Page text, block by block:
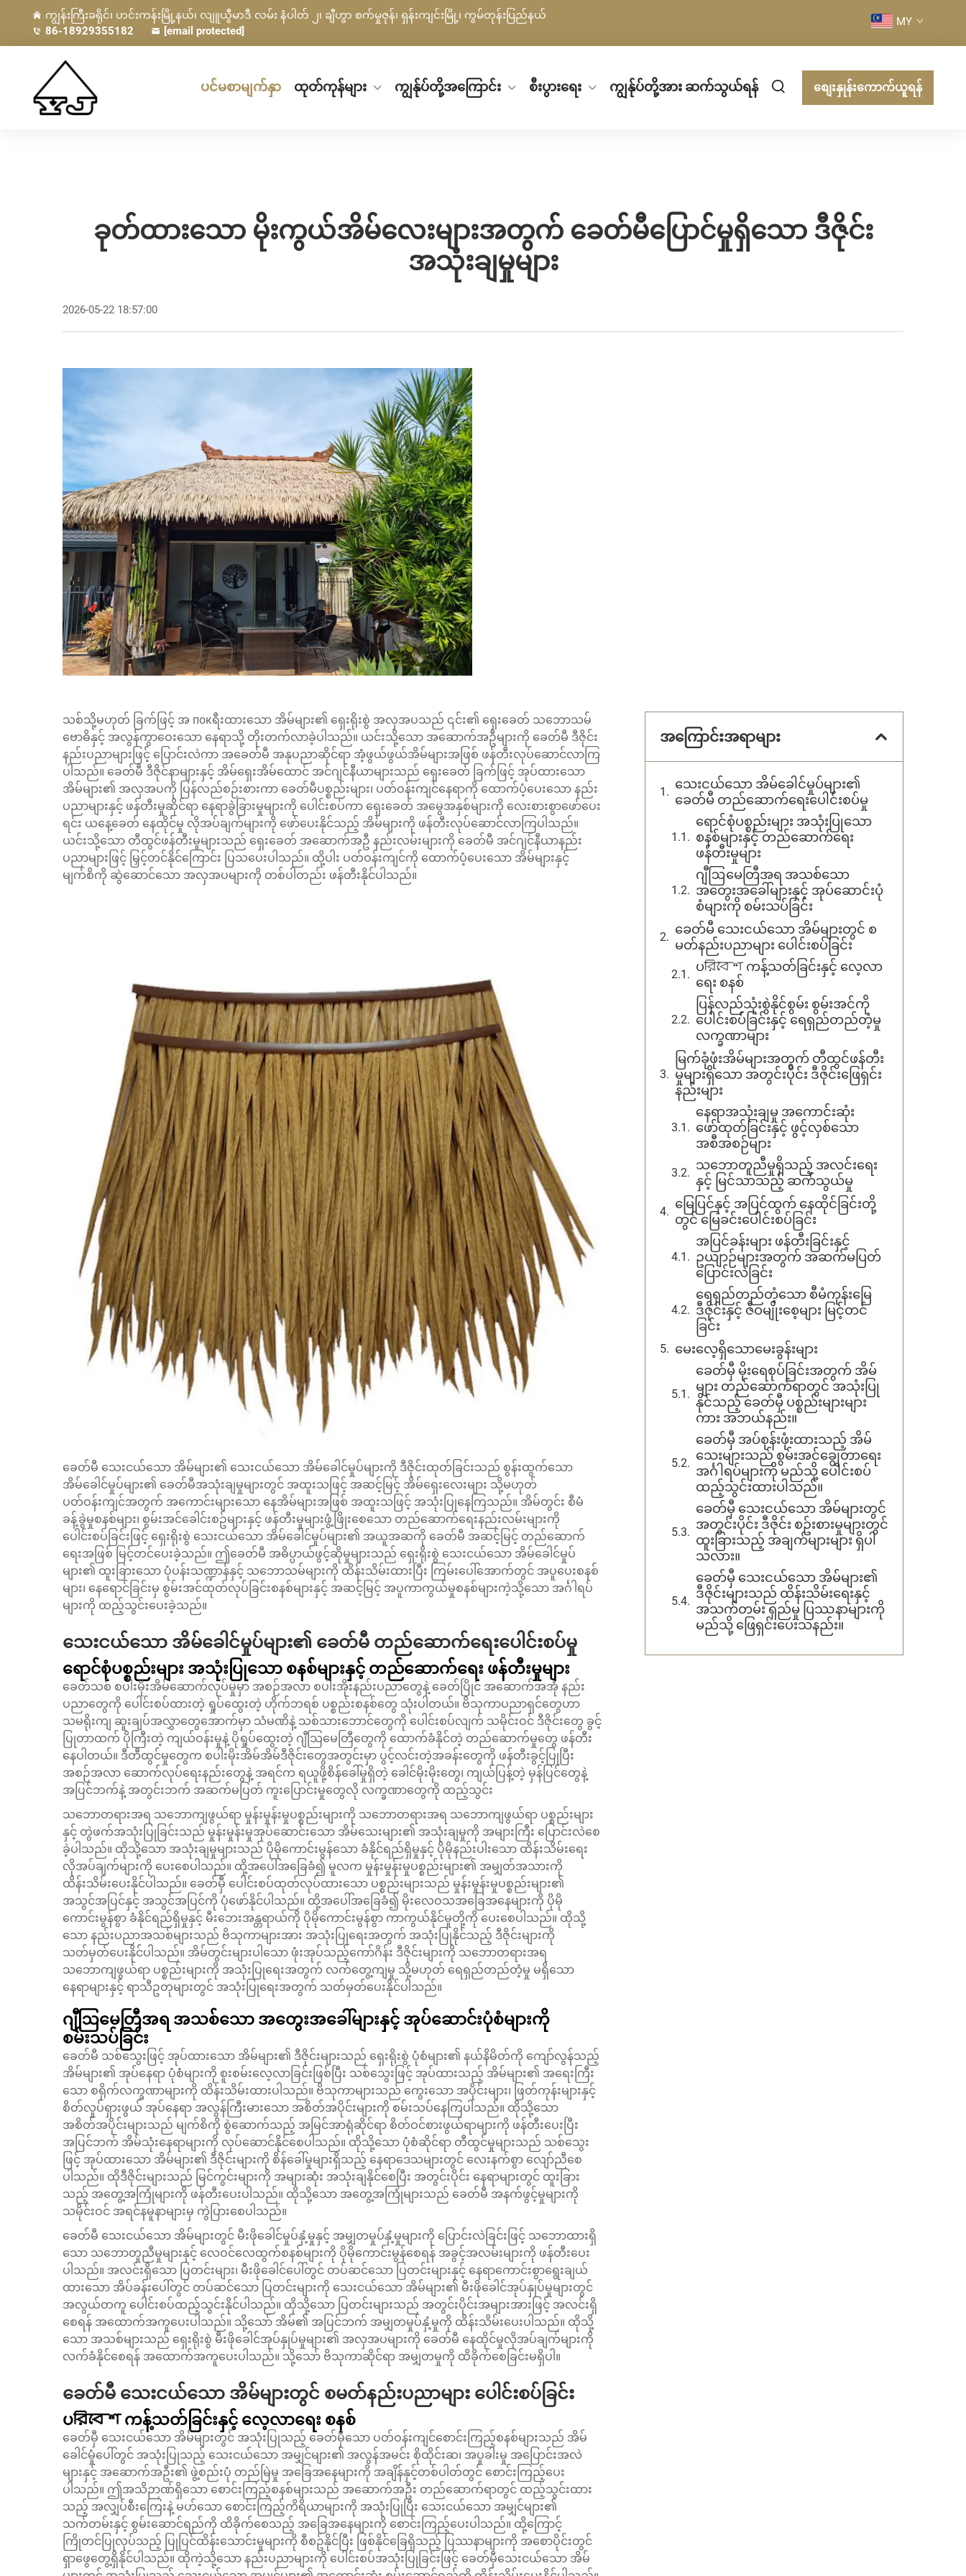
ကျွန်းကြီးခရိုင်၊ ဟင်းကန်းမြို့နယ်၊ လျူယွီမာဒီ လမ်း နံပါတ် ၂၊ ချီဟွာ စက်မှုဇုန်၊ ရှန်းကျင်းမြို့၊ ကွမ်တုန်းပြည်နယ်
86-18929355182
[email protected]
MY
ပင်မစာမျက်နှာ ထုတ်ကုန်များ ကျွန်ုပ်တို့အကြောင်း စီးပွားရေး ကျွန်ုပ်တို့အား ဆက်သွယ်ရန် စျေးနှုန်းကောက်ယူရန်
ခုတ်ထားသော မိုးကွယ်အိမ်လေးများအတွက် ခေတ်မီပြောင်မှုရှိသော ဒီဇိုင်း
အသုံးချမှုများ
2026-05-22 18:57:00
သစ်သို့မဟုတ် ခြက်ဖြင့် အ покရီးထားသော အိမ်များ၏ ရှေးရိုးစွဲ အလှအပသည် ၎င်း၏ ရှေးခေတ် သဘောသမ်
ဗောဓိနှင့် အလွန်ကွာဝေးသော နေရာသို့ တိုးတက်လာခဲ့ပါသည်။ ယင်းသို့သော အဆောက်အဦများကို ခေတ်မီ ဒီဇိုင်း
နည်းပညာများဖြင့် ပြောင်းလဲကာ အခေတ်မီ အနုပညာဆိုင်ရာ အံ့ဖွယ်ဖွယ်အိမ်များအဖြစ် ဖန်တီးလုပ်ဆောင်လာကြ
ပါသည်။ ခေတ်မီ ဒီဇိုင်နာများနှင့် အိမ်ရှေးအိမ်ထောင် အင်ဂျင်နီယာများသည် ရှေးခေတ် ခြက်ဖြင့် အုပ်ထားသော
အိမ်များ၏ အလှအပကို ပြန်လည်စဉ်းစားကာ ခေတ်မီပစ္စည်းများ၊ ပတ်ဝန်းကျင်နေရာကို ထောက်ပံ့ပေးသော နည်း
ပညာများနှင့် ဖန်တီးမှုဆိုင်ရာ နေရာခွဲခြားမှုများကို ပေါင်းစပ်ကာ ရှေးခေတ် အမွေအနှစ်များကို လေးစားစွာဖော်ပေး
ရင်း ယနေ့ခေတ် နေထိုင်မှု လိုအပ်ချက်များကို ဖော်ပေးနိုင်သည့် အိမ်များကို ဖန်တီးလုပ်ဆောင်လာကြပါသည်။
ယင်းသို့သော တီထွင်ဖန်တီးမှုများသည် ရှေးခေတ် အဆောက်အဦ နည်းလမ်းများကို ခေတ်မီ အင်ဂျင်နီယာနည်း
ပညာများဖြင့် မြှင့်တင်နိုင်ကြောင်း ပြသပေးပါသည်။ ထို့ပါး ပတ်ဝန်းကျင်ကို ထောက်ပံ့ပေးသော အိမ်များနှင့်
မျက်စိကို ဆွဲဆောင်သော အလှအပများကို တစ်ပါတည်း ဖန်တီးနိုင်ပါသည်။
ခေတ်မီ သေးငယ်သော အိမ်များ၏ သေးငယ်သော အိမ်ခေါင်မှုပ်များကို ဒီဇိုင်းထုတ်ခြင်းသည် စွန်းထွက်သော
အိမ်ခေါင်မှုပ်များ၏ ခေတ်မီအသုံးချမှုများတွင် အထူးသဖြင့် အဆင့်မြင့် အိမ်ရှေးလေးများ သို့မဟုတ်
ပတ်ဝန်းကျင်အတွက် အကောင်းများသော နေအိမ်များအဖြစ် အထူးသဖြင့် အသုံးပြုနေကြသည်။ အိမ်တွင်း စီမံ
ခန့်ခွဲမှုစနစ်များ၊ စွမ်းအင်ခေါင်းစဥ်များနှင့် ဖန်တီးမှုများဖွံ့ဖြိုးစေသော တည်ဆောက်ရေးနည်းလမ်းများကို
ပေါင်းစပ်ခြင်းဖြင့် ရှေးရိုးစွဲ သေးငယ်သော အိမ်ခေါင်မှုပ်များ၏ အယူအဆကို ခေတ်မီ အဆင့်မြင့် တည်ဆောက်
ရေးအဖြစ် မြင့်တင်ပေးခဲ့သည်။ ဤခေတ်မီ အဓိပ္ပာယ်ဖွင့်ဆိုမှုများသည် ရှေးရိုးစွဲ သေးငယ်သော အိမ်ခေါင်မှုပ်
များ၏ ထူးခြားသော ပုံပန်းသဏ္ဍာန်နှင့် သဘောသမ်များကို ထိန်းသိမ်းထားပြီး ကြမ်းပေါ်အောက်တွင် အပူပေးစနစ်
များ၊ နေရောင်ခြင်းမှ စွမ်းအင်ထုတ်လုပ်ခြင်းစနစ်များနှင့် အဆင့်မြင့် အပူကာကွယ်မှုစနစ်များကဲ့သို့သော အင်္ဂါရပ်
များကို ထည့်သွင်းပေးခဲ့သည်။
သေးငယ်သော အိမ်ခေါင်မှုပ်များ၏ ခေတ်မီ တည်ဆောက်ရေးပေါင်းစပ်မှု
ရောင်စုံပစ္စည်းများ အသုံးပြုသော စနစ်များနှင့် တည်ဆောက်ရေး ဖန်တီးမှုများ
ခေတ်သစ် စပါးမိုးအိမ်ဆောက်လုပ်မှုမှာ အစဉ်အလာ စပါးအိုးနည်းပညာတွေနဲ့ ခေတ်ပြိုင် အဆောက်အအုံ နည်း
ပညာတွေကို ပေါင်းစပ်ထားတဲ့ ရှုပ်ထွေးတဲ့ ဟိုက်ဘရစ် ပစ္စည်းစနစ်တွေ သုံးပါတယ်။ ဗိသုကာပညာရှင်တွေဟာ
သမရိုးကျ ဆူးချပ်အလွှာတွေအောက်မှာ သံမဏိနဲ့ သစ်သားဘောင်တွေကို ပေါင်းစပ်လျက် သမိုင်းဝင် ဒီဇိုင်းတွေ ခွင့်
ပြုတာထက် ပိုကြီးတဲ့ ကျယ်ဝန်းမှုနဲ့ ပိုရှုပ်ထွေးတဲ့ ဂျီသြမေတြီတွေကို ထောက်ခံနိုင်တဲ့ တည်ဆောက်မှုတွေ ဖန်တီး
နေပါတယ်။ ဒီတီထွင်မှုတွေက စပါးမိုးအိမ်အိမ်ဒီဇိုင်းတွေအတွင်းမှာ ပွင့်လင်းတဲ့အခန်းတွေကို ဖန်တီးခွင့်ပြုပြီး
အစဉ်အလာ ဆောက်လုပ်ရေးနည်းတွေနဲ့ အရင်က ရယူဖို့စိန်ခေါ်မှုရှိတဲ့ ခေါင်မိုးမိုးတွေ၊ ကျယ်ပြန့်တဲ့ မှန်ပြင်တွေနဲ့
အပြင်ဘက်နဲ့ အတွင်းဘက် အဆက်မပြတ် ကူးပြောင်းမှုတွေလို လက္ခဏာတွေကို ထည့်သွင်း
သဘောတရားအရ သဘောကျဖွယ်ရာ မှုန်းမှုန်းမှုပစ္စည်းများကို သဘောတရားအရ သဘောကျဖွယ်ရာ ပစ္စည်းများ
နှင့် တွဲဖက်အသုံးပြုခြင်းသည် မှုန်းမှုန်းမှုအုပ်ဆောင်းသော အိမ်သေးများ၏ အသုံးချမှုကို အများကြီး ပြောင်းလဲစေ
ခဲ့ပါသည်။ ထိုသို့သော အသုံးချမှုများသည် ပိုမိုကောင်းမွန်သော ခံနိုင်ရည်ရှိမှုနှင့် ပိုမိုနည်းပါးသော ထိန်းသိမ်းရေး
လိုအပ်ချက်များကို ပေးစေပါသည်။ ထို့အပေါ်အခြေခံ၍ မူလက မှုန်းမှုန်းမှုပစ္စည်းများ၏ အမျှတ်အသားကို
ထိန်းသိမ်းပေးနိုင်ပါသည်။ ခေတ်မှီ ပေါင်းစပ်ထုတ်လုပ်ထားသော ပစ္စည်းများသည် မှုန်းမှုန်းမှုပစ္စည်းများ၏
အသွင်အပြင်နှင့် အသွင်အပြင်ကို ပုံဖော်နိုင်ပါသည်။ ထို့အပေါ်အခြေခံ၍ မိုးလေဝသအခြေအနေများကို ပိုမို
ကောင်းမွန်စွာ ခံနိုင်ရည်ရှိမှုနှင့် မီးဘေးအန္တရာယ်ကို ပိုမိုကောင်းမွန်စွာ ကာကွယ်နိုင်မှုတို့ကို ပေးစေပါသည်။ ထိုသို့
သော နည်းပညာအသစ်များသည် ဗိသုကာများအား အသုံးပြုရေးအတွက် အသုံးပြုနိုင်သည့် ဒီဇိုင်းများကို
သတ်မှတ်ပေးနိုင်ပါသည်။ အိမ်တွင်းများပါသော ဖုံးအုပ်သည့်ကော်ဂိန်း ဒီဇိုင်းများကို သဘောတရားအရ
သဘောကျဖွယ်ရာ ပစ္စည်းများကို အသုံးပြုရေးအတွက် လက်တွေ့ကျမှု သို့မဟုတ် ရေရှည်တည်တံ့မှု မရှိသော
နေရာများနှင့် ရာသီဥတုများတွင် အသုံးပြုရေးအတွက် သတ်မှတ်ပေးနိုင်ပါသည်။
ဂျီဩမေတြီအရ အသစ်သော အတွေးအခေါ်များနှင့် အုပ်ဆောင်းပုံစံများကို
စမ်းသပ်ခြင်း
ခေတ်မီ သစ်သွေးဖြင့် အုပ်ထားသော အိမ်များ၏ ဒီဇိုင်းများသည် ရှေးရိုးစွဲ ပုံစံများ၏ နယ်နိမိတ်ကို ကျော်လွန်သည့်
အိမ်များ၏ အုပ်နေရာ ပုံစံများကို စူးစမ်းလေ့လာခြင်းဖြစ်ပြီး သစ်သွေးဖြင့် အုပ်ထားသည့် အိမ်များ၏ အရေးကြီး
သော စရိုက်လက္ခဏာများကို ထိန်းသိမ်းထားပါသည်။ ဗိသုကာများသည် ကွေးသော အပိုင်းများ၊ ဖြတ်ကုန်းများနှင့်
စိတ်လှုပ်ရှားဖွယ် အုပ်နေရာ အလွန်ကြီးမားသော အစိတ်အပိုင်းများကို စမ်းသပ်နေကြပါသည်။ ထိုသို့သော
အစိတ်အပိုင်းများသည် မျက်စိကို စွဲဆောက်သည့် အမြင်အာရုံဆိုင်ရာ စိတ်ဝင်စားဖွယ်ရာများကို ဖန်တီးပေးပြီး
အပြင်ဘက် အိမ်သုံးနေရာများကို လုပ်ဆောင်နိုင်စေပါသည်။ ထိုသို့သော ပုံစံဆိုင်ရာ တီထွင်မှုများသည် သစ်သွေး
ဖြင့် အုပ်ထားသော အိမ်များ၏ ဒီဇိုင်းများကို စိန်ခေါ်မှုများရှိသည့် နေရာဒေသများတွင် လေးနက်စွာ လျော်ညီစေ
ပါသည်။ ထိုဒီဇိုင်းများသည် မြင်ကွင်းများကို အများဆုံး အသုံးချနိုင်စေပြီး အတွင်းပိုင်း နေရာများတွင် ထူးခြား
သည့် အတွေ့အကြုံများကို ဖန်တီးပေးပါသည်။ ထိုသို့သော အတွေ့အကြုံများသည် ခေတ်မီ အနက်ဖွင့်မှုများကို
သမိုင်းဝင် အရင်နမူနာများမှ ကွဲပြားစေပါသည်။
ခေတ်မီ သေးငယ်သော အိမ်များတွင် မီးဖိုခေါင်မှုပ်နှံ့မှုနှင့် အမျှတမှုပ်နှံ့မှုများကို ပြောင်းလဲခြင်းဖြင့် သဘောထားရှိ
သော သဘောတူညီမှုများနှင့် လေဝင်လေထွက်စနစ်များကို ပိုမိုကောင်းမွန်စေရန် အခွင့်အလမ်းများကို ဖန်တီးပေး
ပါသည်။ အလင်းရှိသော ပြတင်းများ၊ မီးဖိုခေါင်ပေါ်တွင် တပ်ဆင်သော ပြတင်းများနှင့် နေရာကောင်းစွာရွေးချယ်
ထားသော အိပ်ခန်းပေါ်တွင် တပ်ဆင်သော ပြတင်းများကို သေးငယ်သော အိမ်များ၏ မီးဖိုခေါင်အုပ်နှုပ်မှုများတွင်
အလွယ်တကူ ပေါင်းစပ်ထည့်သွင်းနိုင်ပါသည်။ ထိုသို့သော ပြတင်းများသည် အတွင်းပိုင်းအများအားဖြင့် အလင်းရှိ
စေရန် အထောက်အကူပေးပါသည်။ သို့သော် အိမ်၏ အပြင်ဘက် အမျှတမှုပ်နှံ့မှုကို ထိန်းသိမ်းပေးပါသည်။ ထိုသို့
သော အသစ်များသည် ရှေးရိုးစွဲ မီးဖိုခေါင်အုပ်နှုပ်မှုများ၏ အလှအပများကို ခေတ်မီ နေထိုင်မှုလိုအပ်ချက်များကို
လက်ခံနိုင်စေရန် အထောက်အကူပေးပါသည်။ သို့သော် ဗိသုကာဆိုင်ရာ အမျှတမှုကို ထိခိုက်စေခြင်းမရှိပါ။
ခေတ်မီ သေးငယ်သော အိမ်များတွင် စမတ်နည်းပညာများ ပေါင်းစပ်ခြင်း
ပরিবেশ ကန့်သတ်ခြင်းနှင့် လေ့လာရေး စနစ်
ခေတ်မှီ သေးငယ်သော အိမ်များတွင် အသုံးပြုသည့် ခေတ်မှီသော ပတ်ဝန်းကျင်စောင်းကြည့်စနစ်များသည် အိမ်
ခေါင်မှုံပေါ်တွင် အသုံးပြုသည့် သေးငယ်သော အမျှင်များ၏ အလွန်အမင်း စိုထိုင်းဆ၊ အပူခါးမှု အပြောင်းအလဲ
များနှင့် အဆောက်အဦး၏ ဖွဲ့စည်းပုံ တည်မြဲမှု အခြေအနေများကို အချိန်နှင့်တစ်ပါတ်တွင် စောင်းကြည့်ပေး
ပါသည်။ ဤအသိဉာဏ်ရှိသော စောင်းကြည့်စနစ်များသည် အဆောက်အဦး တည်ဆောက်ရာတွင် ထည့်သွင်းထား
သည့် အလျှပ်စီးကြေးနဲ့ မဟ်သော စောင်းကြည့်ကိရိယာများကို အသုံးပြုပြီး သေးငယ်သော အမျှင်များ၏
သက်တမ်းနှင့် စွမ်းဆောင်ရည်ကို ထိခိုက်စေသည့် အခြေအနေများကို စောင်းကြည့်ပေးပါသည်။ ထို့ကြောင့်
ကြိုတင်ပြုလုပ်သည့် ပြုပြင်ထိန်းသောင်းမှုများကို စီစဥ်နိုင်ပြီး ဖြစ်နိုင်ခြေရှိသည့် ပြဿနာများကို အစောပိုင်းတွင်
ရှာဖွေတွေ့ရှိနိုင်ပါသည်။ ထိုကဲ့သို့သော နည်းပညာများကို ပေါင်းစပ်အသုံးပြုခြင်းဖြင့် ခေတ်မှီသေးငယ်သော အိမ်
အကြောင်းအရာများ
သေးငယ်သော အိမ်ခေါင်မှုပ်များ၏
ခေတ်မီ တည်ဆောက်ရေးပေါင်းစပ်မှု
ရောင်စုံပစ္စည်းများ အသုံးပြုသော
စနစ်များနှင့် တည်ဆောက်ရေး
ဖန်တီးမှုများ
ဂျီဩမေတြီအရ အသစ်သော
အတွေးအခေါ်များနှင့် အုပ်ဆောင်းပုံ
စံများကို စမ်းသပ်ခြင်း
ခေတ်မီ သေးငယ်သော အိမ်များတွင် စ
မတ်နည်းပညာများ ပေါင်းစပ်ခြင်း
ပরিবেশ ကန့်သတ်ခြင်းနှင့် လေ့လာ
ရေး စနစ်
ပြန်လည်သုံးစွဲနိုင်စွမ်း စွမ်းအင်ကို
ပေါင်းစပ်ခြင်းနှင့် ရေရှည်တည်တံ့မှု
လက္ခဏာများ
မြက်ခုံဖုံးအိမ်များအတွက် တီထွင်ဖန်တီး
မှုများရှိသော အတွင်းပိုင်း ဒီဇိုင်းဖြေရှင်း
နည်းများ
နေရာအသုံးချမှု အကောင်းဆုံး
ဖော်ထုတ်ခြင်းနှင့် ဖွင့်လှစ်သော
အစီအစဉ်များ
သဘောတူညီမှုရှိသည့် အလင်းရေး
နှင့် မြင်သာသည့် ဆက်သွယ်မှု
မြေပြင်နှင့် အပြင်ထွက် နေထိုင်ခြင်းတို့
တွင် မြေခင်းပေါင်းစပ်ခြင်း
အပြင်ခန်းများ ဖန်တီးခြင်းနှင့်
ဥယျာဉ်များအတွက် အဆက်မပြတ်
ပြောင်းလဲခြင်း
ရေရှည်တည်တံ့သော စီမံကုန်းမြေ
ဒီဇိုင်းနှင့် ဇီဝမျိုးစေ့များ မြင့်တင်
ခြင်း
မေးလေ့ရှိသောမေးခွန်းများ
ခေတ်မှီ မိုးရေစုပ်ခြင်းအတွက် အိမ်
များ တည်ဆောက်ရာတွင် အသုံးပြု
နိုင်သည့် ခေတ်မှီ ပစ္စည်းများများ
ကား အဘယ်နည်း။
ခေတ်မှီ အပ်စုန်းဖုံးထားသည့် အိမ်
သေးများသည် စွမ်းအင်ချွေတာရေး
အင်္ဂါရပ်များကို မည်သို့ ပေါင်းစပ်
ထည့်သွင်းထားပါသည်။
ခေတ်မှီ သေးငယ်သော အိမ်များတွင်
အတွင်းပိုင်း ဒီဇိုင်း စဥ်းစားမှုများတွင်
ထူးခြားသည့် အချက်များများ ရှိပါ
သလား။
ခေတ်မှီ သေးငယ်သော အိမ်များ၏
ဒီဇိုင်းများသည် ထိန်းသိမ်းရေးနှင့်
အသက်တမ်း ရှည်မှု ပြဿနာများကို
မည်သို့ ဖြေရှင်းပေးသနည်း။